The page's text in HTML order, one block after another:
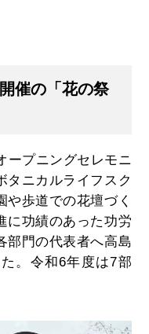
催の「花の祭
ープニングセレモニ
タニカルライフスク
歩道での花壇づく
に功績のあった功労
部門の代表者へ高島
。令和6年度は7部